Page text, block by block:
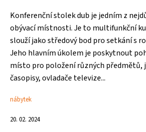
Konferenční stolek dub je jedním z
obývací místnosti. Je to multifunkční
slouží jako středový bod pro setkání s
Jeho hlavním úkolem je poskytnout
místo pro položení různých předmětů,
časopisy, ovladače televize...
nábytek
20. 02. 2024